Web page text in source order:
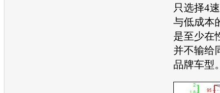
只选择4
与低成本
是至少在
并不输给
品牌车型